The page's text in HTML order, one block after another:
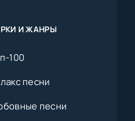
И ЖАНРЫ
100
песни
песни